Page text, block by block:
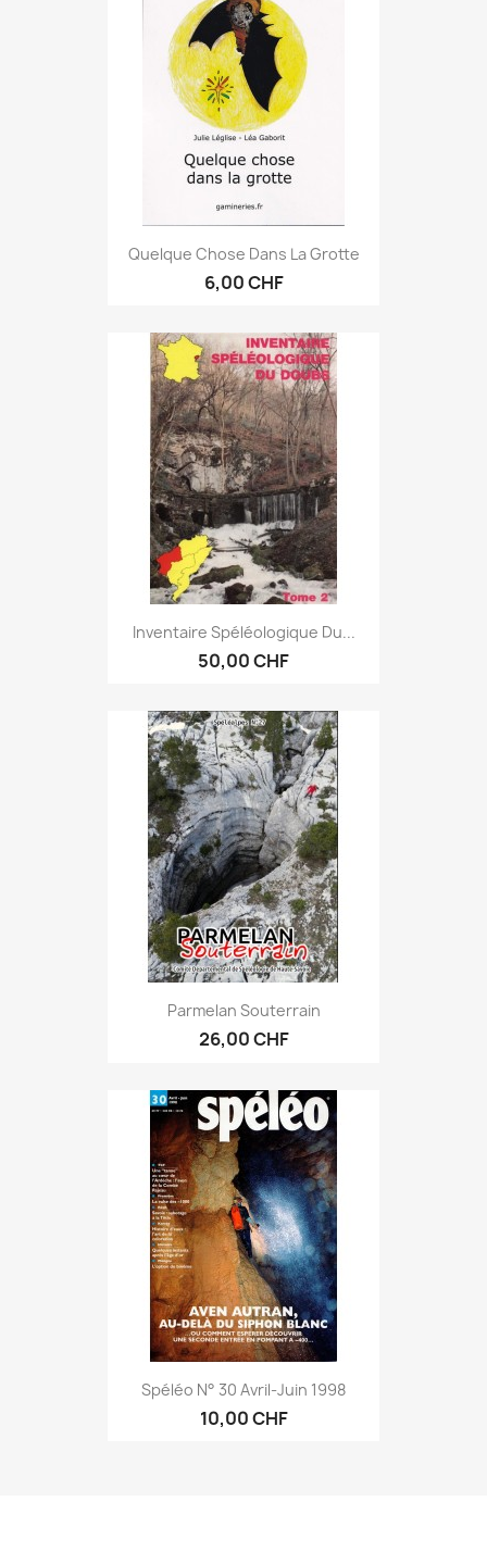
Quelque Chose Dans La Grotte
6,00 CHF
Inventaire Spéléologique Du...
50,00 CHF
Parmelan Souterrain
26,00 CHF
Spéléo N° 30 Avril-Juin 1998
10,00 CHF